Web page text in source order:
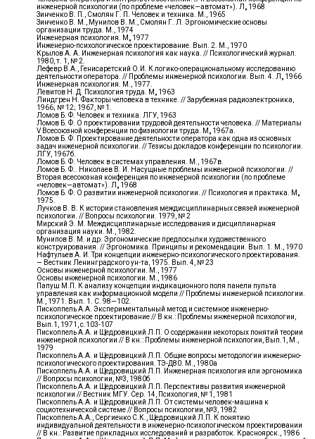
инженерной психологии (по проблеме «человек—автомат»). Л„ 1968
Зинченко В. П., Смолян Г. П. Человек и техника. М., 1965
Зинченко В. М., Мунипов В. М., Смолян Г. Л. Эргономические основы
организации труда. М., 1974
Инженерная психология. М„ 1977
Инженерно-психологическое проектирование. Вып. 2. М., 1970
Крылов А. А. Инженерная психология как наука. // Психологический журнал.
1980, т. 1, № 2.
Лефевр В.А., Генисаретский О.И. К логико-операциональному исследованию
деятельности оператора. // Проблемы инженерной психологии. Вып. 4. Л„ 1966
Инженерная психология. М., 1977.
Левитов Н. Д. Психология труда. М„ 1963
Линдгрен Н. Факторы человека в технике. // Зарубежная радиоэлектроника,
1966; № 12; 1967, № 1.
Ломов Б. Ф. Человек и техника. ЛГУ, 1963
Ломов Б. Ф. О проектировании трудовой деятельности человека. // Материалы
V Всесоюзной конференции по физиологии труда. М„ 1967а.
Ломов Б. Ф. Проектирование деятельности оператора как одна из основных
задач инженерной психологии. // Тезисы докладов конференции по психологии.
ЛГУ, 1967б.
Ломов Б. Ф. Человек в системах управления. М., 1967в.
Ломов Б. Ф.. Николаев В. И. Насущные проблемы инженерной психологии. //
Вторая всесоюзная конференция по инженерной психологии (по проблеме
«человек—автомат»). Л„ 1968
Ломов Б. Ф. О развитии инженерной психологии. // Психология и практика. М„
1975.
Лучков В. В. К истории становления междисциплинарных связей инженерной
психологии. // Вопросы психологии. 1979, № 2
Мирский Э. М. Междисциплинарные исследования и дисциплинарная
организация науки. М., 1982.
Мунипов В. М. и др. Эргономические предпосылки художественного
конструирования. // Эргономика. Принципы и рекомендации. Вып. 1. М., 1970
Нафтульев А. И. Три концепции инженерно-психологического проектирования.
— Вестник Ленинградского ун-та, 1975. Вып. 4, № 23
Основы инженерной психологии. М., 1977
Основы инженерной психологии. М., 1986
Папуш М.П. К анализу концепции индикационного поля панели пульта
управления как информационной модели // Проблемы инженерной психологии.
М., 1971. Вып. 1. С. 98—102.
Пископпель А.А. Экспериментальный метод и системное инженерно-
психологическое проектирование // В кн.: Проблемы инженерной психологии,
Вып.1, 1971, с.103-107
Пископпель А.А. и Щедровицкий Л.П. О содержании некоторых понятий теории
инженерной психологии // В кн.: Проблемы инженерной психологии, Вып.1, М.,
1979
Пископпель А.А. и Щедровицкий Л.П. Общие вопросы методологии инженерно-
психологического проектирования. ТЭ-Д80. М., 1980а
Пископпель А.А. и Щедровицкий Л.П. Инженерная психология или эргономика
// Вопросы психологии, №3, 1980б
Пископпель А.А. и Щедровицкий Л.П. Перспективы развития инженерной
психологии // Вестник МГУ. Сер. 14, Психология, № 1, 1981
Пископпель А.А. и Щедровицкий Л.П. От системы человек-машина к
социотехнической системе // Вопросы психологии, №3, 1982
Пископпель А.А., Сергиенко С.К., Щедровицкий Л.П. К понятию
индивидуальной деятельности в инженерно-психологическом проектировании
// В кн.: Развитие прикладных исследований и разработок. Красноярск., 1986